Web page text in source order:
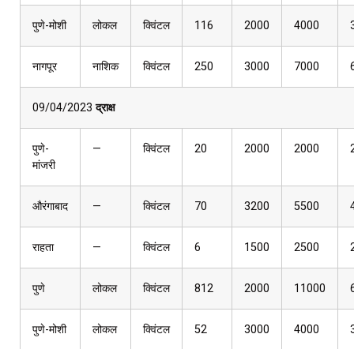
पुणे-मोशी लोकल क्विंटल 116 2000 4000
नागपूर नाशिक क्विंटल 250 3000 7000
09/04/2023द्राक्ष
पुणे-
मांजरी
— क्विंटल 20 2000 2000
औरंगाबाद — क्विंटल 70 3200 5500
राहता — क्विंटल 6 1500 2500
पुणे लोकल क्विंटल 812 2000 11000
पुणे-मोशी लोकल क्विंटल 52 3000 4000